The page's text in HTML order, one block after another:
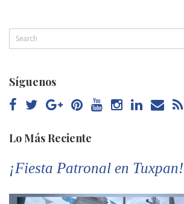
Síguenos
Lo Más Reciente
¡Fiesta Patronal en Tuxpan!